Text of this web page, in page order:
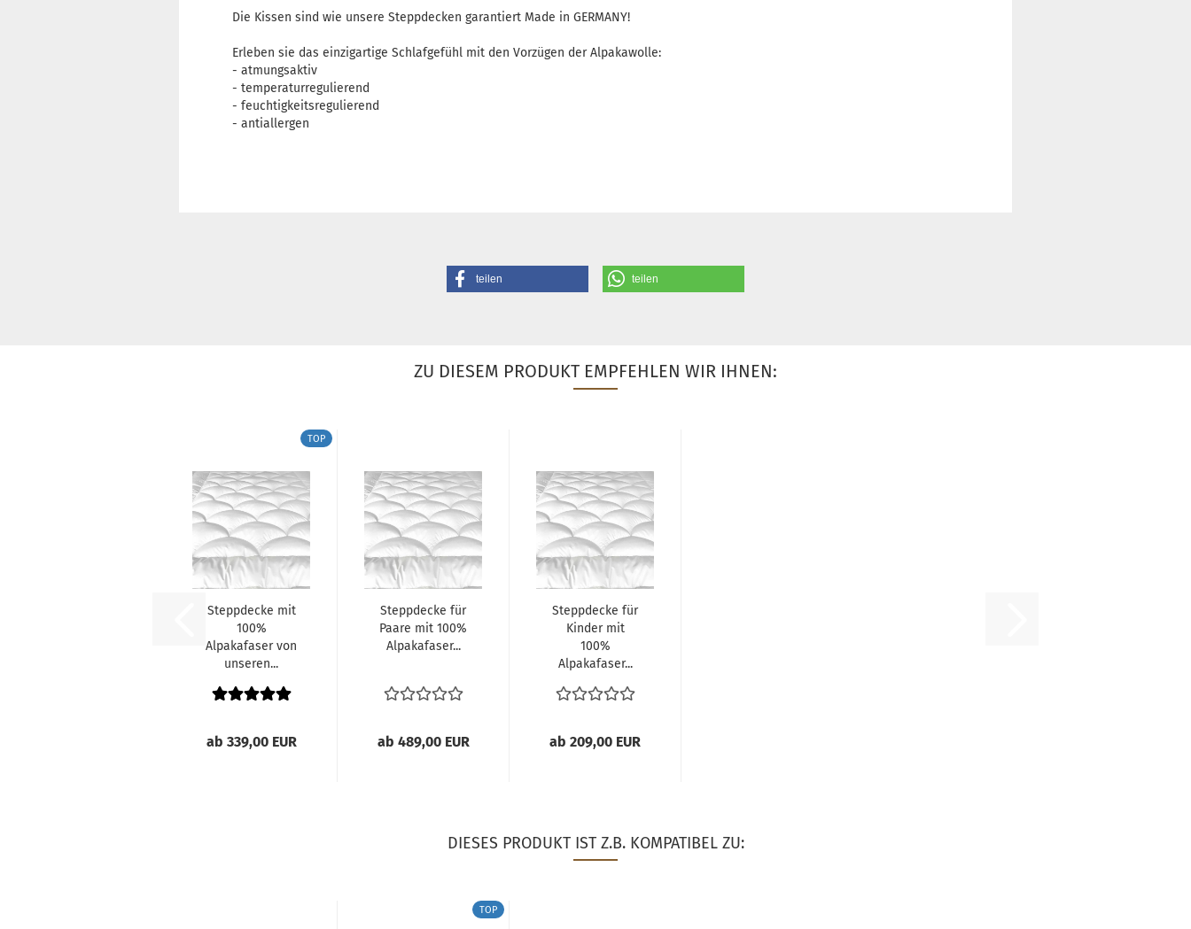
Die Kissen sind wie unsere Steppdecken garantiert Made in GERMANY!
Erleben sie das einzigartige Schlafgefühl mit den Vorzügen der Alpakawolle:
- atmungsaktiv
- temperaturregulierend
- feuchtigkeitsregulierend
- antiallergen
teilen teilen
ZU DIESEM PRODUKT EMPFEHLEN WIR IHNEN:
TOP
Steppdecke mit
100%
Alpakafaser von
unseren...
ab 339,00 EUR
Steppdecke für
Paare mit 100%
Alpakafaser...
ab 489,00 EUR
Steppdecke für
Kinder mit
100%
Alpakafaser...
ab 209,00 EUR
DIESES PRODUKT IST Z.B. KOMPATIBEL ZU:
TOP